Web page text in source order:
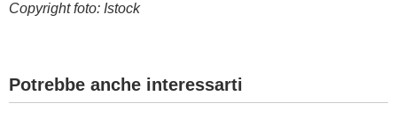
Copyright foto: Istock
Potrebbe anche interessarti